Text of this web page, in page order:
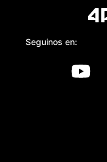
Seguinos en: